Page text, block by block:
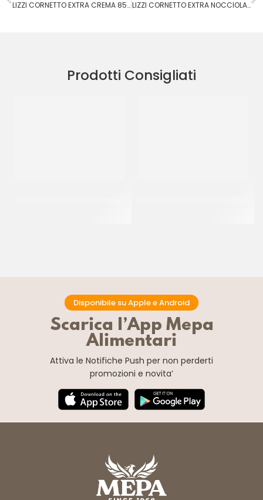
LIZZI CORNETTO EXTRA CREMA 85GR COD.3012597 LIZZI CORNETTO EXTRA NOCCIOLA 85GR COD.301R146
Prodotti Consigliati
Disponibile su Apple e Android
Scarica l’App Mepa
Alimentari
Attiva le Notifiche Push per non perderti
promozioni e novita’